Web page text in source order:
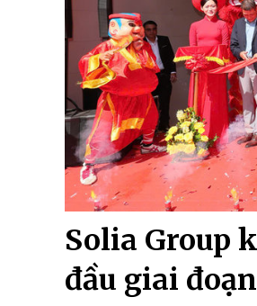
Solia Group
đầu giai